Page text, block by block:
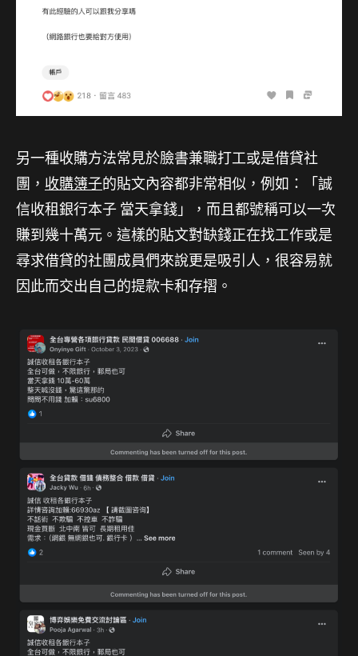
另一種收購方法常見於臉書兼職打工或是借貸社
團， 收購簿子的貼文內容都非常相似，例如：「誠
信收租銀行本子 當天拿錢」，而且都號稱可以一次
賺到幾十萬元。這樣的貼文對缺錢正在找工作或是
尋求借貸的社團成員們來說更是吸引人，很容易就
因此而交出自己的提款卡和存摺。